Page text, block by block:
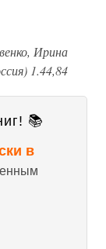
Ирина
1.44,84
📚
в